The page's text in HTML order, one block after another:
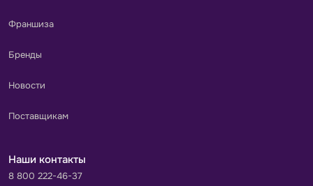
Франшиза
Бренды
Новости
Поставщикам
Наши контакты
8 800 222-46-37